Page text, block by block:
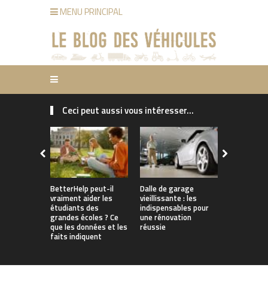
MENU PRINCIPAL
Ceci peut aussi vous intéresser...
BetterHelp peut-il
vraiment aider les
étudiants des
grandes écoles ? Ce
que les données et les
faits indiquent
Dalle de garage
vieillissante : les
indispensables pour
une rénovation
réussie